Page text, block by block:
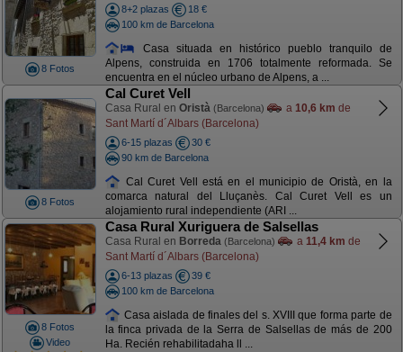
8 Fotos
8+2 plazas
18 €
100 km de Barcelona
Casa situada en histórico pueblo tranquilo de
Alpens, construida en 1706 totalmente reformada. Se
encuentra en el núcleo urbano de Alpens, a ...
8 Fotos
Cal Curet Vell
Casa Rural en Oristà (Barcelona) a 10,6 km de
Sant Martí d´Albars (Barcelona)
6-15 plazas
30 €
90 km de Barcelona
Cal Curet Vell está en el municipio de Oristà, en la
comarca natural del Lluçanès. Cal Curet Vell es un
alojamiento rural independiente (ARI ...
8 Fotos
Video
Casa Rural Xuriguera de Salsellas
Casa Rural en Borreda (Barcelona) a 11,4 km de
Sant Martí d´Albars (Barcelona)
6-13 plazas
39 €
100 km de Barcelona
Casa aislada de finales del s. XVIII que forma parte de
la finca privada de la Serra de Salsellas de más de 200
Ha. Recién rehabilitadaha ll ...